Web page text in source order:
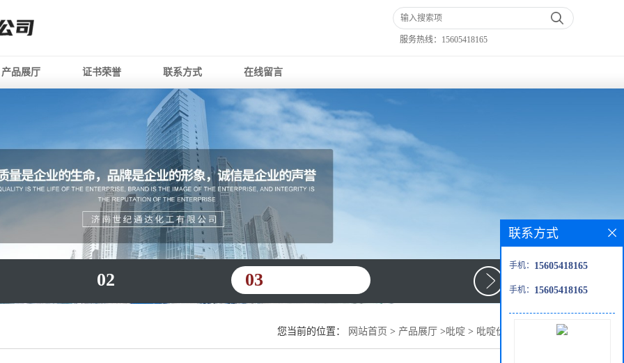
服务热线： 15605418165
产品展厅 证书荣誉 联系方式 在线留言
02 03
您当前的位置： 网站首页 > 产品展厅 >吡啶 > 吡啶价格走势现货供应
联系方式
手机： 15605418165
手机： 15605418165